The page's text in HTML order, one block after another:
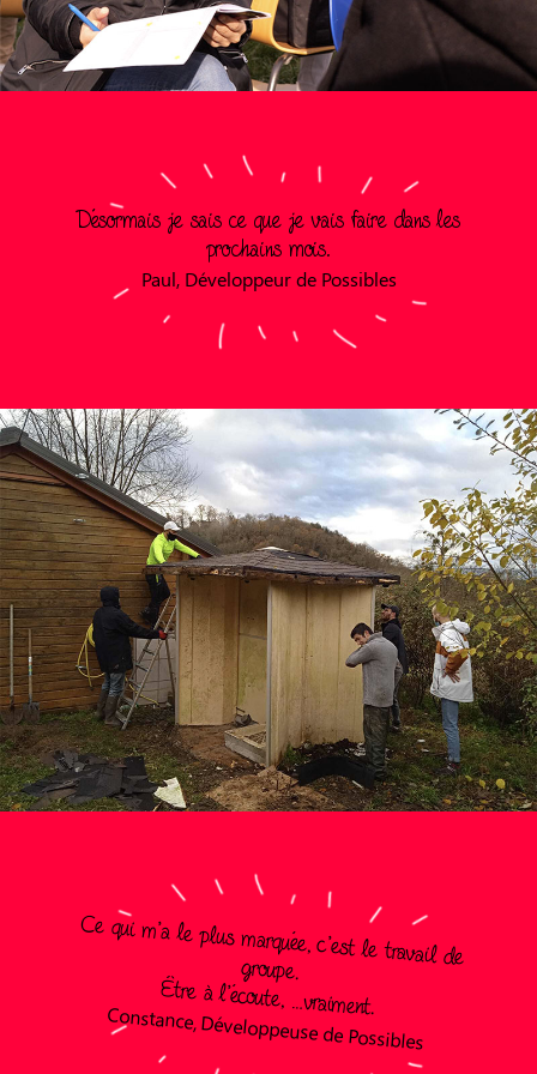
Désormais je sais ce que je vais faire dans les
prochains mois.
Paul, Développeur de Possibles
Ce qui m’a le plus marquée, c’est le travail de
groupe.
Être à l’écoute, …vraiment.
Constance, Développeuse de Possibles